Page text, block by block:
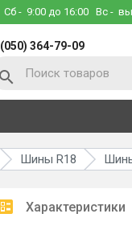
Сб - 9:00 до 16:00 Вс -
(050) 364-79-09
Шины R18
Характеристики